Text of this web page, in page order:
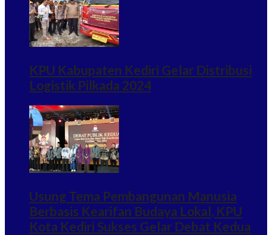
KPU Kabupaten Kediri Gelar Distribusi
Logistik Pilkada 2024
Usung Tema Pembangunan Manusia
Berbasis Kearifan Budaya Lokal, KPU
Kota Kediri Sukses Gelar Debat Kedua